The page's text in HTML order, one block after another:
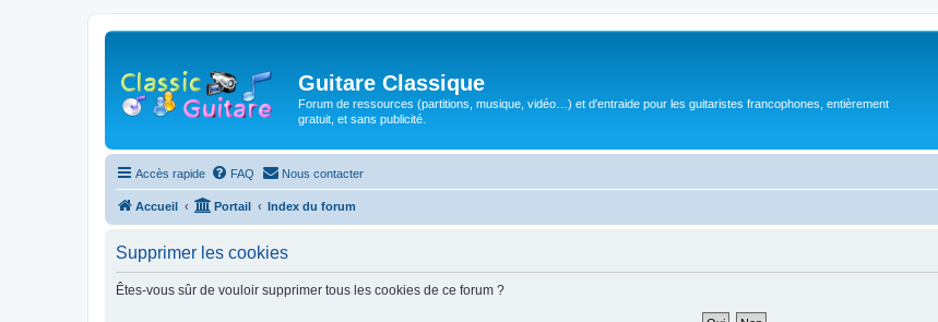
Guitare Classique
Forum de ressources (partitions, musique, vidéo…) et d'entraide pour les guitaristes francophones, entièrement
gratuit, et sans publicité.
Accès rapide FAQ Nous contacter
Accueil Portail Index du forum
Supprimer les cookies
Êtes-vous sûr de vouloir supprimer tous les cookies de ce forum ?